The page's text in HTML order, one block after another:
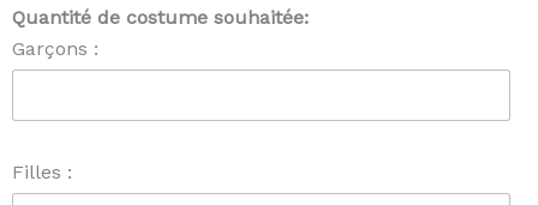
Quantité de costume souhaitée:
Garçons :
Filles :